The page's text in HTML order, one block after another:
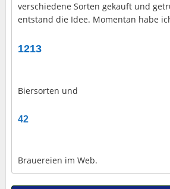
verschiedene Sorten gekauft und
entstand die Idee. Momentan habe
1213
Biersorten und
42
Brauereien im Web.